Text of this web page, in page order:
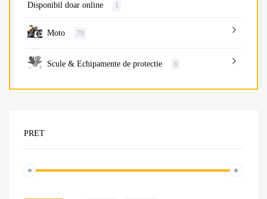
Disponibil doar online 1
Moto 79
Scule & Echipamente de protectie 6
PRET